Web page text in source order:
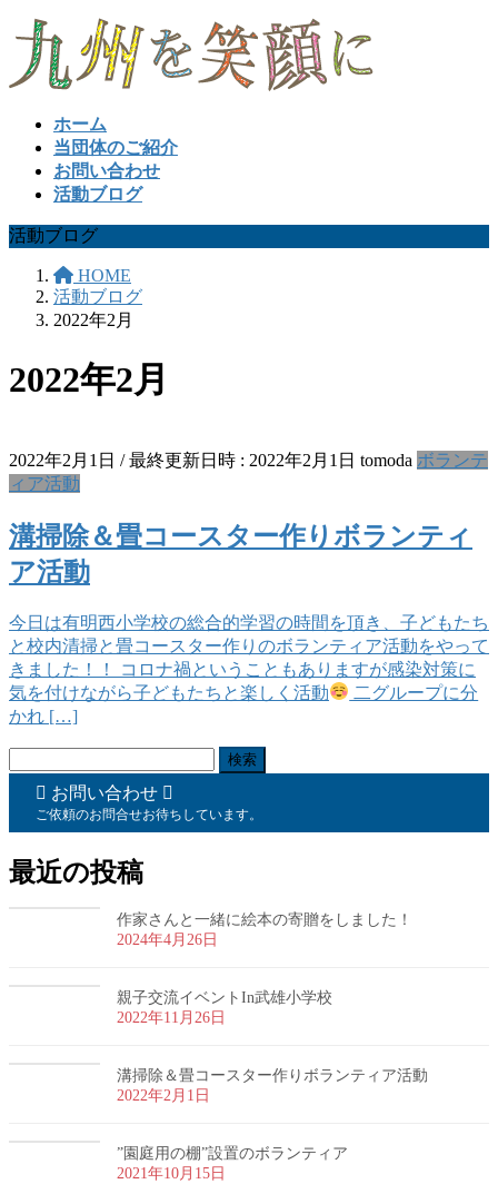
テ
プ
ゲ
動
ホーム
当団体のご紹介
お問い合わせ
活動ブログ
活動ブログ
HOME
活動ブログ
2022年2月
2022年2月
2022年2月1日 / 最終更新日時 : 2022年2月1日 tomoda ボランテ
ィア活動
溝掃除＆畳コースター作りボランティ
ア活動
今日は有明西小学校の総合的学習の時間を頂き、子どもたち
と校内清掃と畳コースター作りのボランティア活動をやって
きました！！ コロナ禍ということもありますが感染対策に
気を付けながら子どもたちと楽しく活動
二グループに分
かれ […]
索:
お問い合わせ
ご依頼のお問合せお待ちしています。
最近の投稿
作家さんと一緒に絵本の寄贈をしました！
2024年4月26日
親子交流イベントIn武雄小学校
2022年11月26日
溝掃除＆畳コースター作りボランティア活動
2022年2月1日
”園庭用の棚”設置のボランティア
2021年10月15日